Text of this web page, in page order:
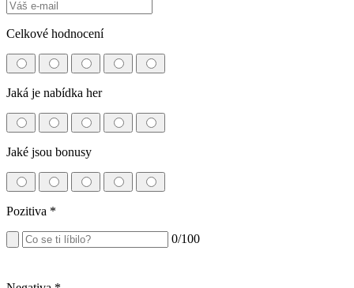
Celkové hodnocení
Jaká je nabídka her
Jaké jsou bonusy
Pozitiva *
0/100